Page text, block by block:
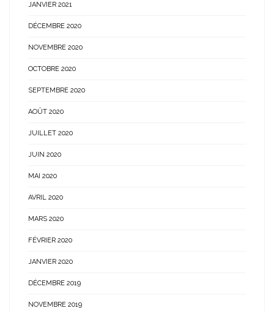
JANVIER 2021
DÉCEMBRE 2020
NOVEMBRE 2020
OCTOBRE 2020
SEPTEMBRE 2020
AOÛT 2020
JUILLET 2020
JUIN 2020
MAI 2020
AVRIL 2020
MARS 2020
FÉVRIER 2020
JANVIER 2020
DÉCEMBRE 2019
NOVEMBRE 2019